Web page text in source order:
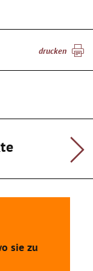
drucken
sie zu